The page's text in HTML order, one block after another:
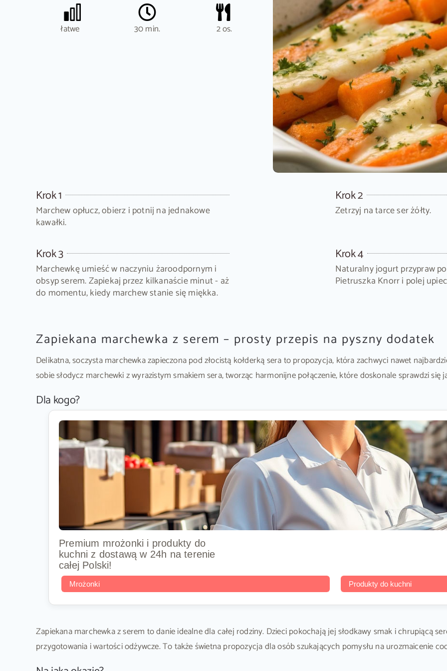
łatwe 30 min. 2 os.
Krok 1
Marchew opłucz, obierz i potnij na jednakowe
kawałki.
Krok 2
Zetrzyj na tarce ser żółty.
Krok 3
Marchewkę umieść w naczyniu żaroodpornym i
obsyp serem. Zapiekaj przez kilkanaście minut - aż
do momentu, kiedy marchew stanie się miękka.
Krok 4
Naturalny jogurt przypraw
Pietruszka Knorr i polej
Zapiekana marchewka z serem – prosty przepis na pyszny dodatek
Delikatna, soczysta marchewka zapieczona pod złocistą kołderką sera to propozycja, która zachwyci nawet
sobie słodycz marchewki z wyrazistym smakiem sera, tworząc harmonijne połączenie, które doskonale sprawdzi
Dla kogo?
Premium mrożonki i produkty do
kuchni z dostawą w 24h na terenie
całej Polski!
Mrożonki Produkty do kuchni
Zapiekana marchewka z serem to danie idealne dla całej rodziny. Dzieci pokochają jej słodkawy smak i chrupiącą
przygotowania i wartości odżywcze. To także świetna propozycja dla osób szukających pomysłu na urozmaicenie